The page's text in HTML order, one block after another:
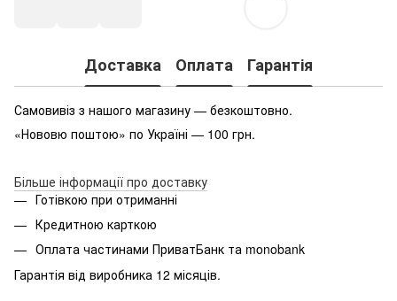
Доставка Оплата Гарантія
Самовивіз з нашого магазину — безкоштовно.
«Нововю поштою» по Україні — 100 грн.
Більше інформації про доставку
Готівкою при отриманні
Кредитною карткою
Оплата частинами ПриватБанк та monobank
Гарантія від виробника 12 місяців.